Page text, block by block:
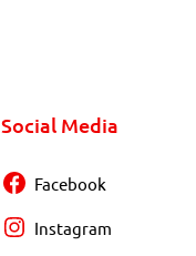
Social Media
Facebook
Instagram